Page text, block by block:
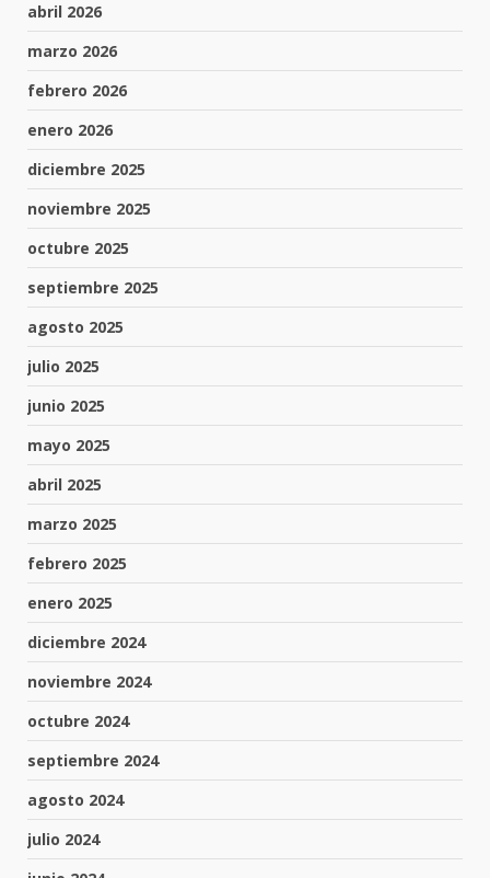
abril 2026
marzo 2026
febrero 2026
enero 2026
diciembre 2025
noviembre 2025
octubre 2025
septiembre 2025
agosto 2025
julio 2025
junio 2025
mayo 2025
abril 2025
marzo 2025
febrero 2025
enero 2025
diciembre 2024
noviembre 2024
octubre 2024
septiembre 2024
agosto 2024
julio 2024